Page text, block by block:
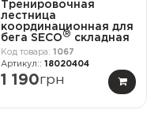
Тренировочная
лестница
координационная для
бега SECO® складная
12 ступеней 5,1 м
желтого цвета
1067
18020404
1 190грн